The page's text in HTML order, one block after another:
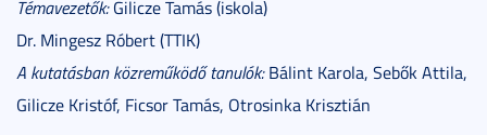
Témavezetők:Gilicze Tamás (iskola)
Dr. Mingesz Róbert (TTIK)
A kutatásban közreműködő tanulók:Bálint Karola, Sebők Attila,
Gilicze Kristóf, Ficsor Tamás, Otrosinka Krisztián